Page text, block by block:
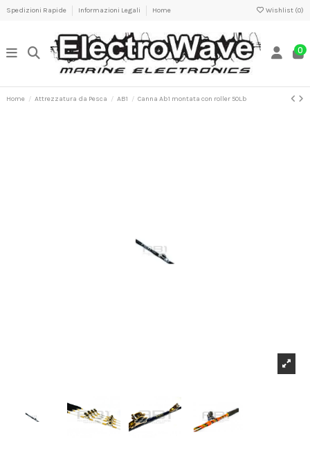
Spedizioni Rapide Informazioni Legali Home Wishlist (0)
0
Home Attrezzatura da Pesca AB1 Canna Ab1 montata con roller 50Lb